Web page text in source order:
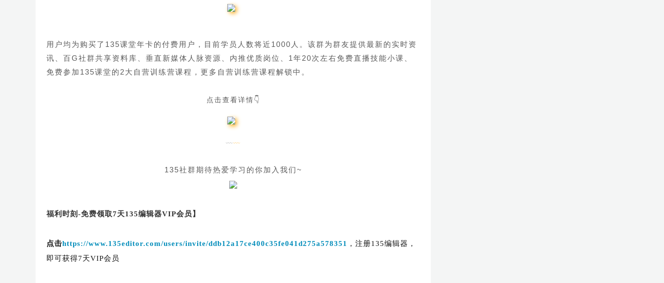
用户均为购买了135课堂年卡的付费用户，目前学员人数将近1000人。该群为群友提供最新的实时资
讯、百G社群共享资料库、垂直新媒体人脉资源、内推优质岗位、1年20次左右免费直播技能小课、
免费参加135课堂的2大自营训练营课程，更多自营训练营课程解锁中。
点击查看详情👇
﹏ ﹏
135社群期待热爱学习的你加入我们~
福利时刻-免费领取7天135编辑器VIP会员】
点击https://www.135editor.com/users/invite/ddb12a17ce400c35fe041d275a578351
，注册135编辑器，
即可获得7天VIP会员